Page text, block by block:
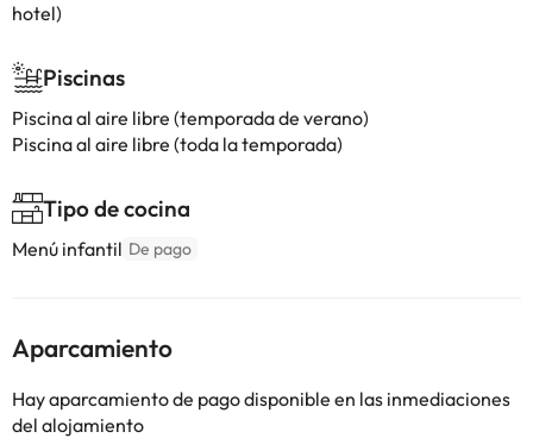
hotel)
Piscinas
Piscina al aire libre (temporada de verano)
Piscina al aire libre (toda la temporada)
Tipo de cocina
Menú infantil De pago
Aparcamiento
Hay aparcamiento de pago disponible en las inmediaciones
del alojamiento